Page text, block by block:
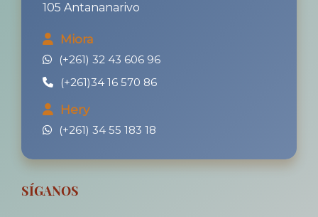
105 Antananarivo
Miora
(+261) 32 43 606 96
(+261)34 16 570 86
Hery
(+261) 34 55 183 18
SÍGANOS